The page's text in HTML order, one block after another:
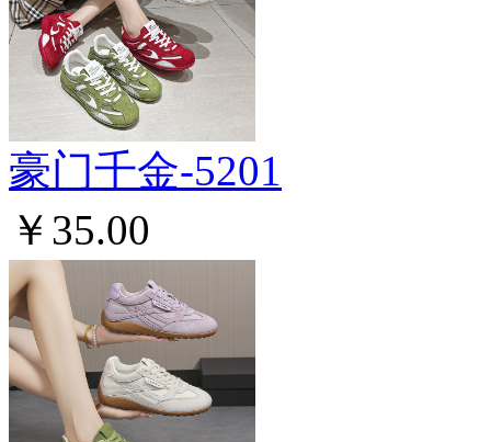
豪门千金-5201
￥35.00